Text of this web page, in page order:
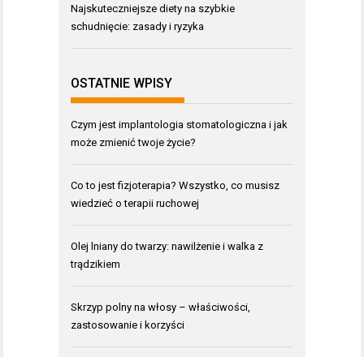
Najskuteczniejsze diety na szybkie
schudnięcie: zasady i ryzyka
OSTATNIE WPISY
Czym jest implantologia stomatologiczna i jak
może zmienić twoje życie?
Co to jest fizjoterapia? Wszystko, co musisz
wiedzieć o terapii ruchowej
Olej lniany do twarzy: nawilżenie i walka z
trądzikiem
Skrzyp polny na włosy – właściwości,
zastosowanie i korzyści